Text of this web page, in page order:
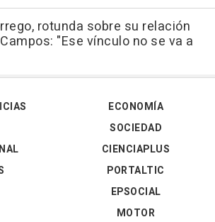
rotunda sobre su relación
"Ese vínculo no se va a
ECONOMÍA
SOCIEDAD
CIENCIAPLUS
PORTALTIC
EPSOCIAL
MOTOR